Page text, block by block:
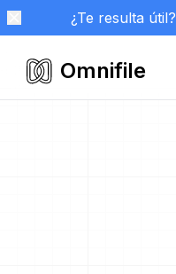
¿Te resulta útil?
Omnifile